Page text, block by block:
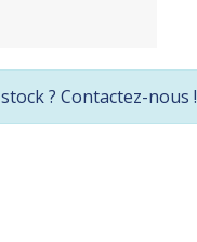
? Contactez-nous !